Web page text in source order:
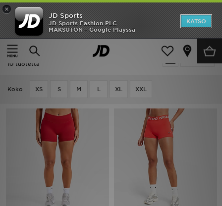
×
JD Sports
JD Sports Fashion PLC
MAKSUTON - Google Playssä
KATSO
Etusivu
Punainen Running
Suodata
Punainen Running
10 tuotetta
Koko XS S M L XL XXL
Etusivu
Ale
Uutuudet
Tuotemerkit